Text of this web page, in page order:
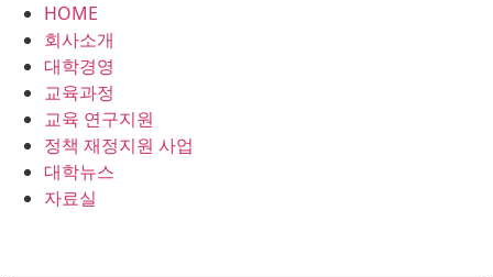
HOME
회사소개
대학경영
교육과정
교육 연구지원
정책 재정지원 사업
대학뉴스
자료실